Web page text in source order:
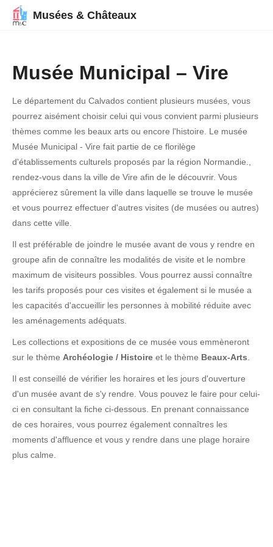
Musées & Châteaux
Musée Municipal – Vire
Le département du Calvados contient plusieurs musées, vous
pourrez aisément choisir celui qui vous convient parmi plusieurs
thèmes comme les beaux arts ou encore l'histoire. Le musée
Musée Municipal - Vire fait partie de ce florilège
d'établissements culturels proposés par la région Normandie.,
rendez-vous dans la ville de Vire afin de le découvrir. Vous
apprécierez sûrement la ville dans laquelle se trouve le musée
et vous pourrez effectuer d'autres visites (de musées ou autres)
dans cette ville.
Il est préférable de joindre le musée avant de vous y rendre en
groupe afin de connaître les modalités de visite et le nombre
maximum de visiteurs possibles. Vous pourrez aussi connaître
les tarifs proposés pour ces visites et également si le musée a
les capacités d'accueillir les personnes à mobilité réduite avec
les aménagements adéquats.
Les collections et expositions de ce musée vous emmèneront
sur le thème Archéologie / Histoire et le thème Beaux-Arts
Il est conseillé de vérifier les horaires et les jours d'ouverture
d'un musée avant de s'y rendre. Vous pouvez le faire pour celui-
ci en consultant la fiche ci-dessous. En prenant connaissance
de ces horaires, vous pourrez également connaîtres les
moments d'affluence et vous y rendre dans une plage horaire
plus calme.